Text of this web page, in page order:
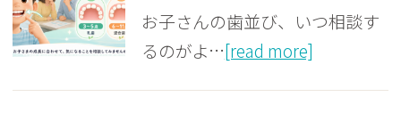
お子さんの歯並び、いつ相談す
るのがよ…[read more]